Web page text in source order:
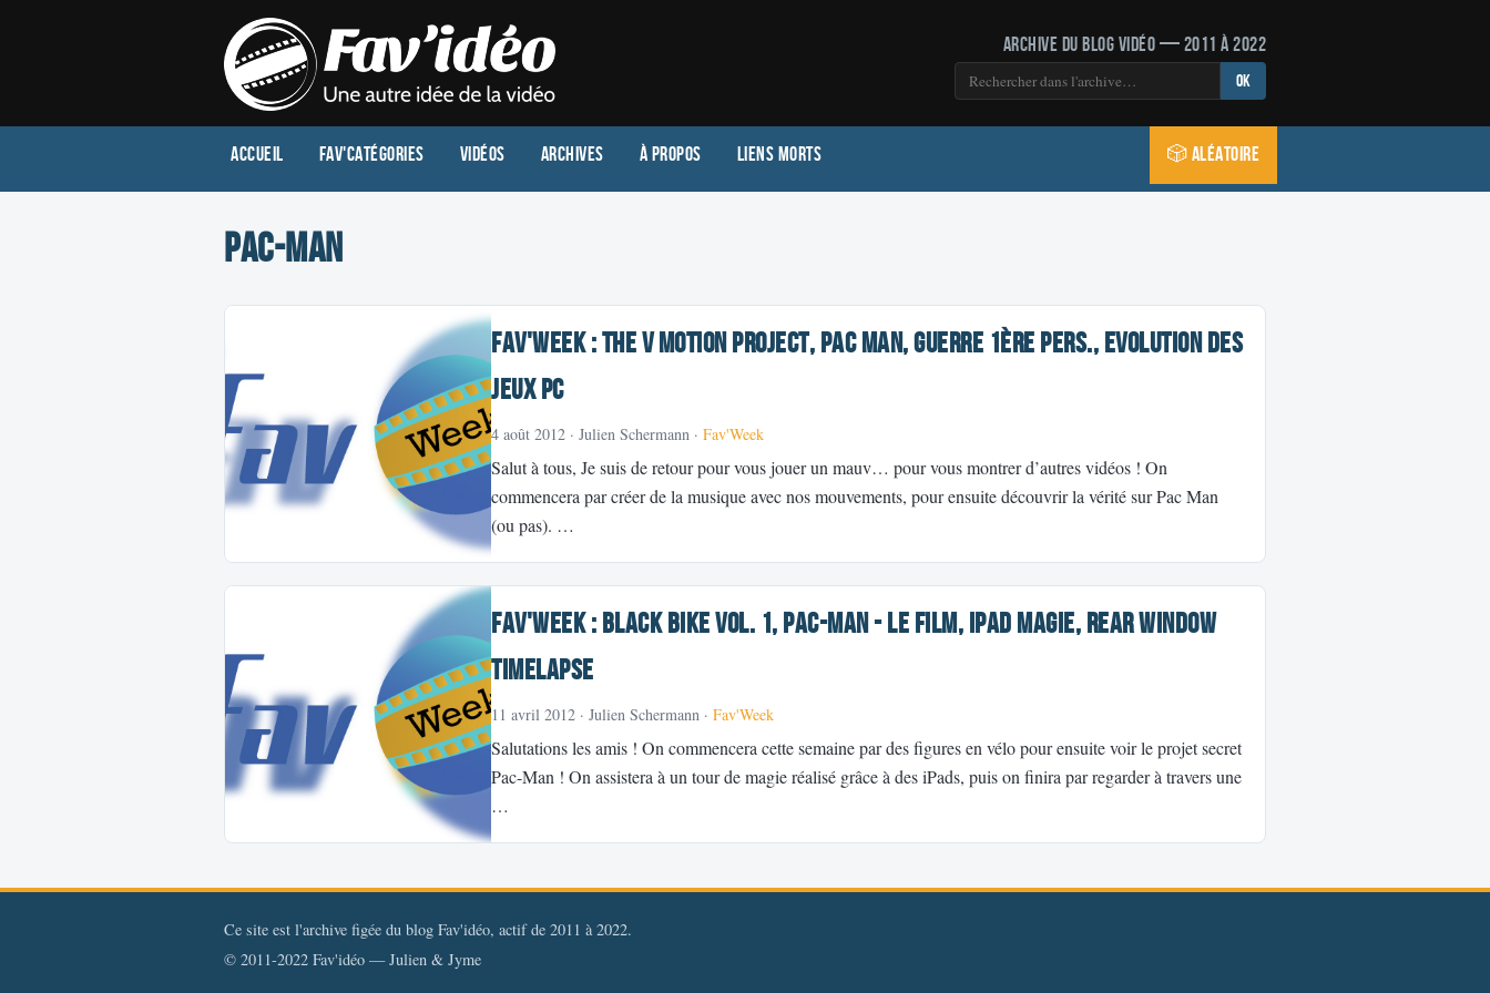
Archive du blog vidéo — 2011 à 2022
OK
Accueil Fav'Catégories Vidéos Archives À propos Liens morts 🎲 Aléatoire
pac-man
Fav'Week : The V Motion Project, Pac Man, Guerre 1ère pers., Evolution des
jeux PC
4 août 2012 · Julien Schermann · Fav'Week
Salut à tous, Je suis de retour pour vous jouer un mauv… pour vous montrer d’autres vidéos ! On
commencera par créer de la musique avec nos mouvements, pour ensuite découvrir la vérité sur Pac Man
(ou pas). …
Fav'Week : Black Bike vol. 1, Pac-Man - le film, iPad Magie, Rear Window
Timelapse
11 avril 2012 · Julien Schermann · Fav'Week
Salutations les amis ! On commencera cette semaine par des figures en vélo pour ensuite voir le projet secret
Pac-Man ! On assistera à un tour de magie réalisé grâce à des iPads, puis on finira par regarder à travers une
…
Ce site est l'archive figée du blog Fav'idéo, actif de 2011 à 2022.
© 2011-2022 Fav'idéo — Julien & Jyme